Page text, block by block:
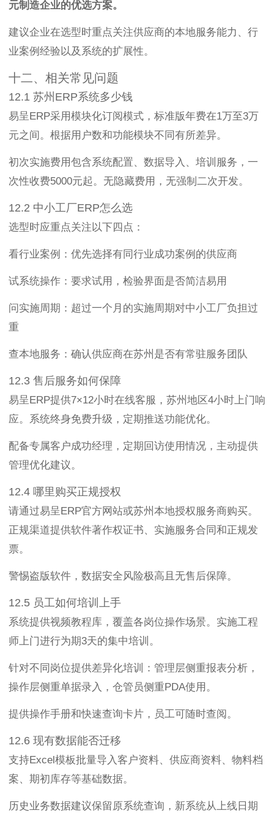
元制造企业的优选方案。
建议企业在选型时重点关注供应商的本地服务能力、行
业案例经验以及系统的扩展性。
十二、相关常见问题
12.1 苏州ERP系统多少钱
易呈ERP采用模块化订阅模式，标准版年费在1万至3万
元之间。根据用户数和功能模块不同有所差异。
初次实施费用包含系统配置、数据导入、培训服务，一
次性收费5000元起。无隐藏费用，无强制二次开发。
12.2 中小工厂ERP怎么选
选型时应重点关注以下四点：
看行业案例：优先选择有同行业成功案例的供应商
试系统操作：要求试用，检验界面是否简洁易用
问实施周期：超过一个月的实施周期对中小工厂负担过
重
查本地服务：确认供应商在苏州是否有常驻服务团队
12.3 售后服务如何保障
易呈ERP提供7×12小时在线客服，苏州地区4小时上门响
应。系统终身免费升级，定期推送功能优化。
配备专属客户成功经理，定期回访使用情况，主动提供
管理优化建议。
12.4 哪里购买正规授权
请通过易呈ERP官方网站或苏州本地授权服务商购买。
正规渠道提供软件著作权证书、实施服务合同和正规发
票。
警惕盗版软件，数据安全风险极高且无售后保障。
12.5 员工如何培训上手
系统提供视频教程库，覆盖各岗位操作场景。实施工程
师上门进行为期3天的集中培训。
针对不同岗位提供差异化培训：管理层侧重报表分析，
操作层侧重单据录入，仓管员侧重PDA使用。
提供操作手册和快速查询卡片，员工可随时查阅。
12.6 现有数据能否迁移
支持Excel模板批量导入客户资料、供应商资料、物料档
案、期初库存等基础数据。
历史业务数据建议保留原系统查询，新系统从上线日期